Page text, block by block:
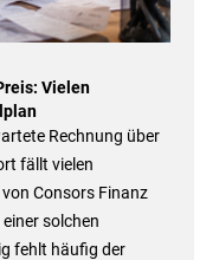
Vielen
Rechnung über
fällt vielen
Consors Finanz
solchen
fehlt häufig der